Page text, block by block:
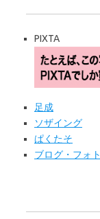
PIXTA
足成
ソザイング
ぱくたそ
ブログ・フォト